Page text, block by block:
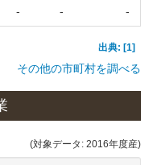
- - -
出典: [1]
その他の市町村を調べる
(対象データ: 2016年度産)